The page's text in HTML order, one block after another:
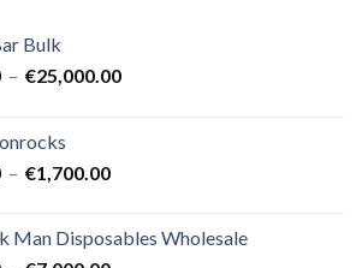
Bulk
– €25,000.00Plage
– €1,700.00Plage
€400.00
Man Disposables Wholesale